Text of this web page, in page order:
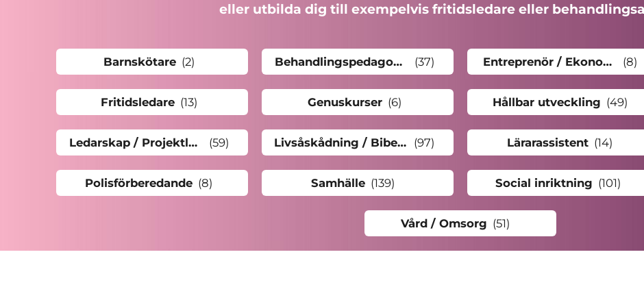
eller utbilda dig till exempelvis fritidsledare eller
Barnskötare (2) Behandlingspedagog / Socialpedagog (37) Entreprenör / Ekonomi (8)
Fritidsledare (13) Genuskurser (6) Hållbar utveckling (49)
Ledarskap / Projektledning (59) Livsåskådning / Bibel / Religion (97) Lärarassistent (14)
Polisförberedande (8) Samhälle (139) Social inriktning (101)
Vård / Omsorg (51)